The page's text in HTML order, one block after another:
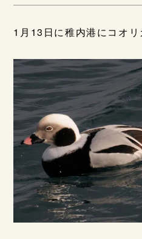
1月13日に稚内港にコオリ